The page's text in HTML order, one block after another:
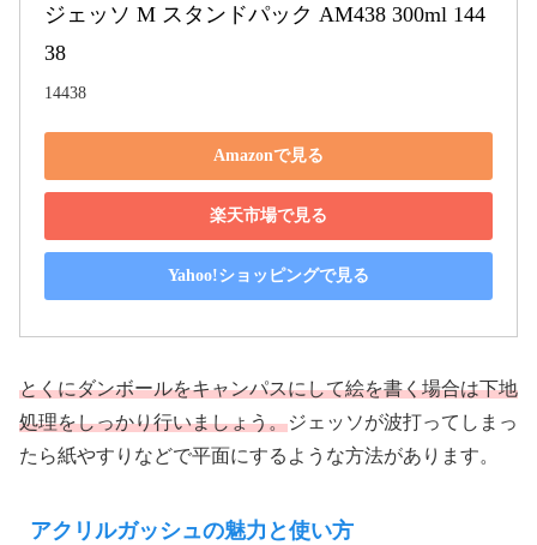
ジェッソ M スタンドパック AM438 300ml 144
38
14438
Amazonで見る
楽天市場で見る
Yahoo!ショッピングで見る
とくにダンボールをキャンパスにして絵を書く場合は下地
処理をしっかり行いましょう。ジェッソが波打ってしまっ
たら紙やすりなどで平面にするような方法があります。
アクリルガッシュの魅力と使い方